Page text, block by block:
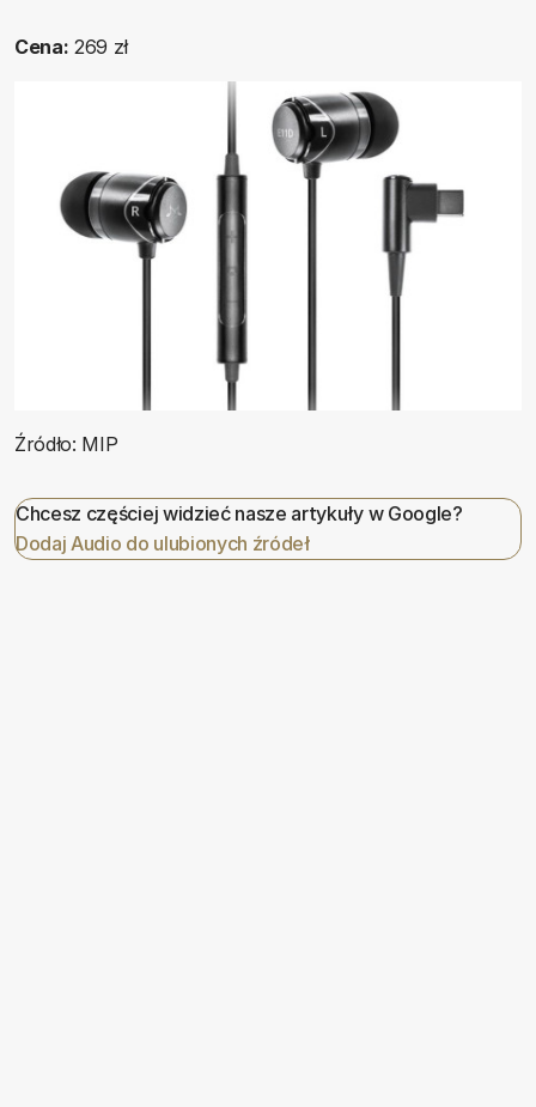
Cena: 269 zł
Źródło: MIP
Chcesz częściej widzieć nasze artykuły w Google?
Dodaj Audio do ulubionych źródeł